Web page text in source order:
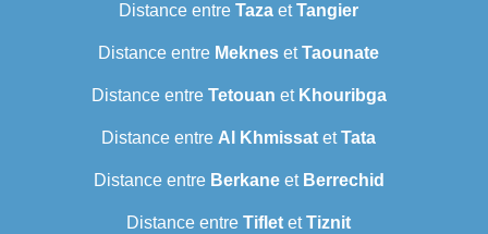
Distance entre Taza etTangier
Distance entre Meknes etTaounate
Distance entre Tetouan et Khouribga
Distance entre Al Khmissat etTata
Distance entre Berkaneet Berrechid
Distance entre Tiflet etTiznit